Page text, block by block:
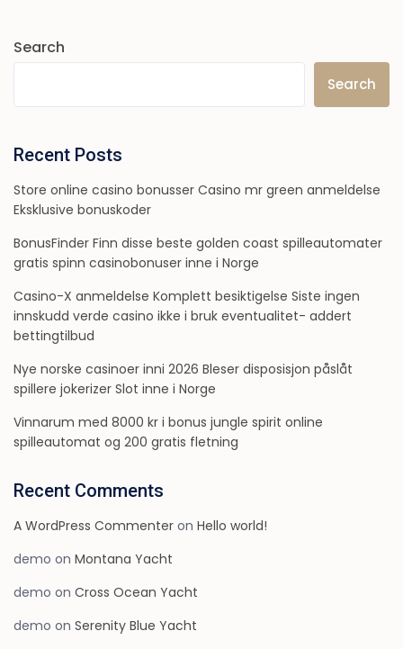
Search
Search
Recent Posts
Store online casino bonusser Casino mr green anmeldelse
Eksklusive bonuskoder
BonusFinder Finn disse beste golden coast spilleautomater
gratis spinn casinobonuser inne i Norge
Casino-X anmeldelse Komplett besiktigelse Siste ingen
innskudd verde casino ikke i bruk eventualitet- addert
bettingtilbud
Nye norske casinoer inni 2026 Bleser disposisjon påslåt
spillere jokerizer Slot inne i Norge
Vinnarum med 8000 kr i bonus jungle spirit online
spilleautomat og 200 gratis fletning
Recent Comments
A WordPress Commenter onHello world!
demo onMontana Yacht
demo onCross Ocean Yacht
demo onSerenity Blue Yacht